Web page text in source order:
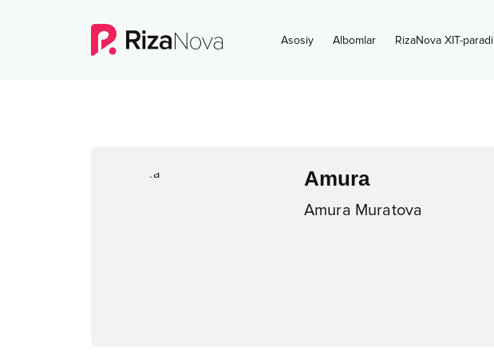
Asosiy Albomlar RizaNova XIT-paradi
Amura
Amura Muratova